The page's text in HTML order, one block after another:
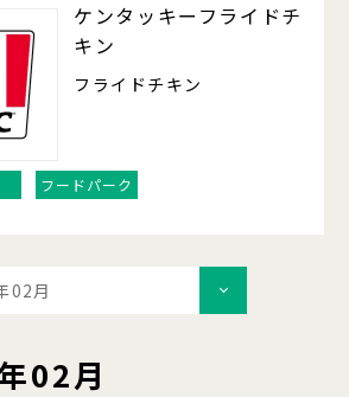
ケンタッキーフライドチ
キン
フライドチキン
フードパーク
02月
02月